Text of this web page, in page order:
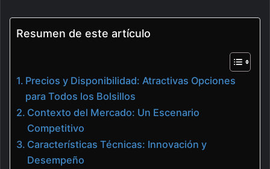
Resumen de este artículo
Precios y Disponibilidad: Atractivas Opciones
para Todos los Bolsillos
Contexto del Mercado: Un Escenario
Competitivo
Características Técnicas: Innovación y
Desempeño